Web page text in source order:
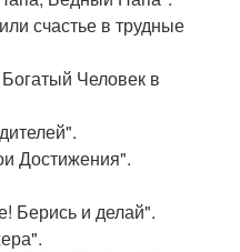
счастье в трудные
Человек в
Достижения".
Берись и делай".